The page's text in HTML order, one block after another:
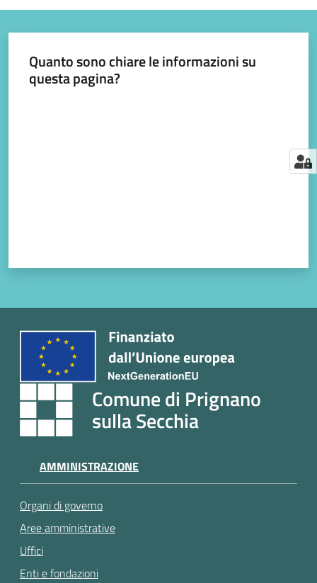
Quanto sono chiare le informazioni su
questa pagina?
Comune di Prignano
sulla Secchia
AMMINISTRAZIONE
Organi di governo
Aree amministrative
Uffici
Enti e fondazioni